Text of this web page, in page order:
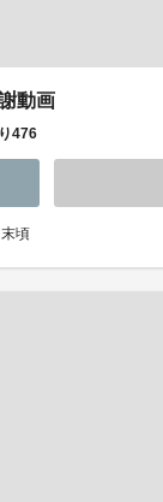
動画
476
頃